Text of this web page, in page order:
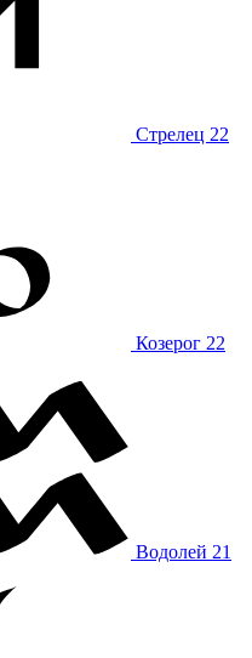
Стрелец 22
Козерог 22
Водолей 21